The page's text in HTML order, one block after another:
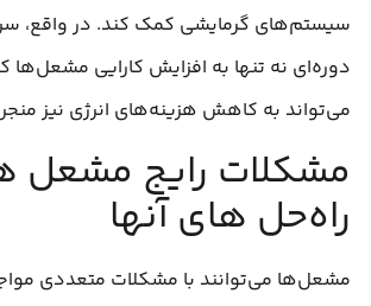
سیستم‌های گرمایشی کمک کند. در واقع،
دوره‌ای نه تنها به افزایش کارایی
می‌تواند به کاهش هزینه‌های انرژی نیز
مشکلات رایج مشعل‌
راه‌حل‌ های آنها
مشعل‌ها می‌توانند با مشکلات متعددی